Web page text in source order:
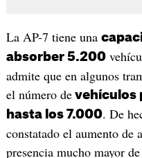
La AP-7 tiene una
absorber 5.200
admite que en algunos
el número devehículos
hasta los 7.000. De
constatado el aumento de
presencia mucho mayor